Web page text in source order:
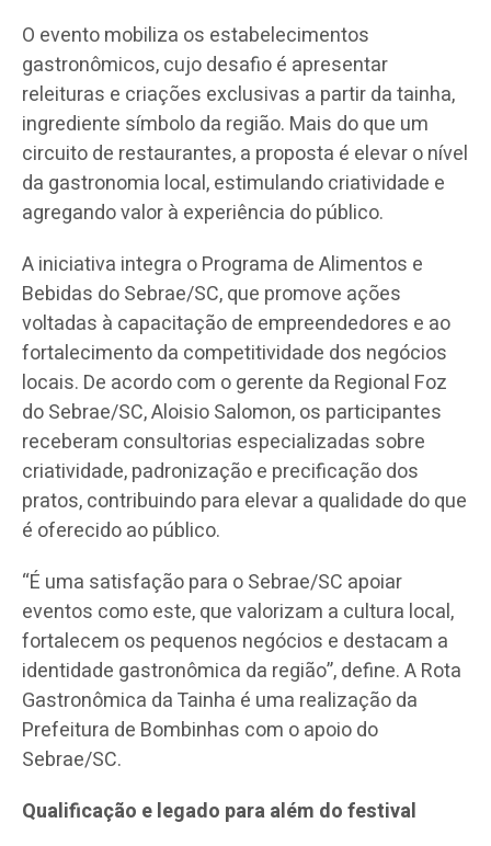
O evento mobiliza os estabelecimentos
gastronômicos, cujo desafio é apresentar
releituras e criações exclusivas a partir da tainha,
ingrediente símbolo da região. Mais do que um
circuito de restaurantes, a proposta é elevar o nível
da gastronomia local, estimulando criatividade e
agregando valor à experiência do público.
A iniciativa integra o Programa de Alimentos e
Bebidas do Sebrae/SC, que promove ações
voltadas à capacitação de empreendedores e ao
fortalecimento da competitividade dos negócios
locais. De acordo com o gerente da Regional Foz
do Sebrae/SC, Aloisio Salomon, os participantes
receberam consultorias especializadas sobre
criatividade, padronização e precificação dos
pratos, contribuindo para elevar a qualidade do que
é oferecido ao público.
“É uma satisfação para o Sebrae/SC apoiar
eventos como este, que valorizam a cultura local,
fortalecem os pequenos negócios e destacam a
identidade gastronômica da região”, define. A Rota
Gastronômica da Tainha é uma realização da
Prefeitura de Bombinhas com o apoio do
Sebrae/SC.
Qualificação e legado para além do festival